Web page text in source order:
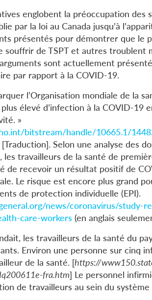
englobent la préoccupation
par la loi au Canada jusqu’à
présentés pour démontrer que le
souffrir de TSPT et autres troublent
sont actuellement
par rapport à la COVID-19.
l’Organisation mondiale de la
élevé d’infection à la COVID-19
»
bitstream/handle/10665.1/
Selon une analyse des
les travailleurs de la santé de
de recevoir un résultat positif de
Le risque est encore plus grand
de protection individuelle (EPI).
news/coronavirus/study-
care-workers (en anglais
les travailleurs de la santé du
Environ une personne sur cinq
de la santé. [https://
fra.htm] Le personnel
de travailleurs au sein du